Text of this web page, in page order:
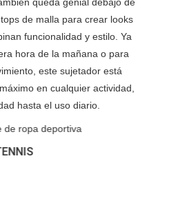
de malla para crear looks
funcionalidad y estilo. Ya
hora de la mañana o para
este sujetador está
en cualquier actividad,
hasta el uso diario.